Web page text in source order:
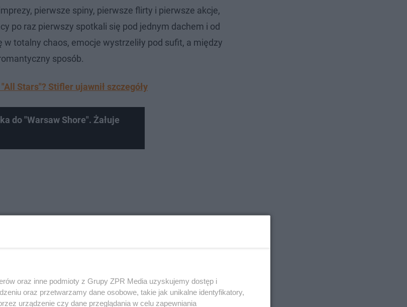
pierwsze spiny, pierwsze flirty i pierwsze akcje,
po raz pierwszy spotkali się pod jednym dachem i od
totalny chaos, emocje wystrzeliły pod sufit, a między
sposób.
Stars"? Stifler ujawnił szczegóły
do "Warsaw Shore". Żałuje
oraz inne podmioty z Grupy ZPR Media uzyskujemy dostęp i
oraz przetwarzamy dane osobowe, takie jak unikalne identyfikatory,
urządzenie czy dane przeglądania w celu zapewniania